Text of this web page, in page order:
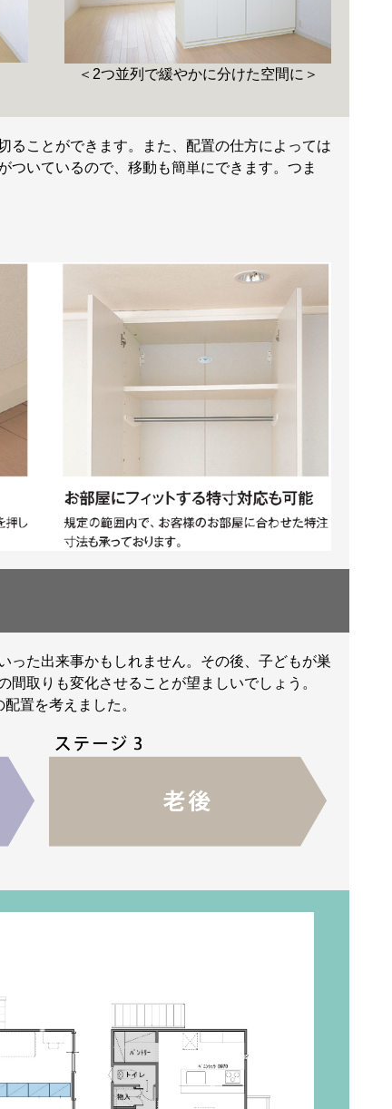
＜2つ並列で緩やかに分けた空間に＞
ることができます。また、配置の仕方によっては
いているので、移動も簡単にできます。つま
った出来事かもしれません。その後、子どもが巣
取りも変化させることが望ましいでしょう。
置を考えました。